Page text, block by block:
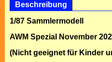
Beschreibung
1/87 Sammlermodell
AWM Spezial November
(Nicht geeignet für Kinder